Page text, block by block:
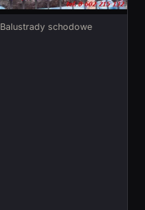
Balustrady schodowe